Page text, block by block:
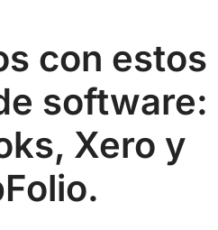
con estos
software:
Xero y